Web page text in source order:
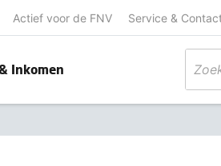
Actief voor de FNV Service &
Inkomen